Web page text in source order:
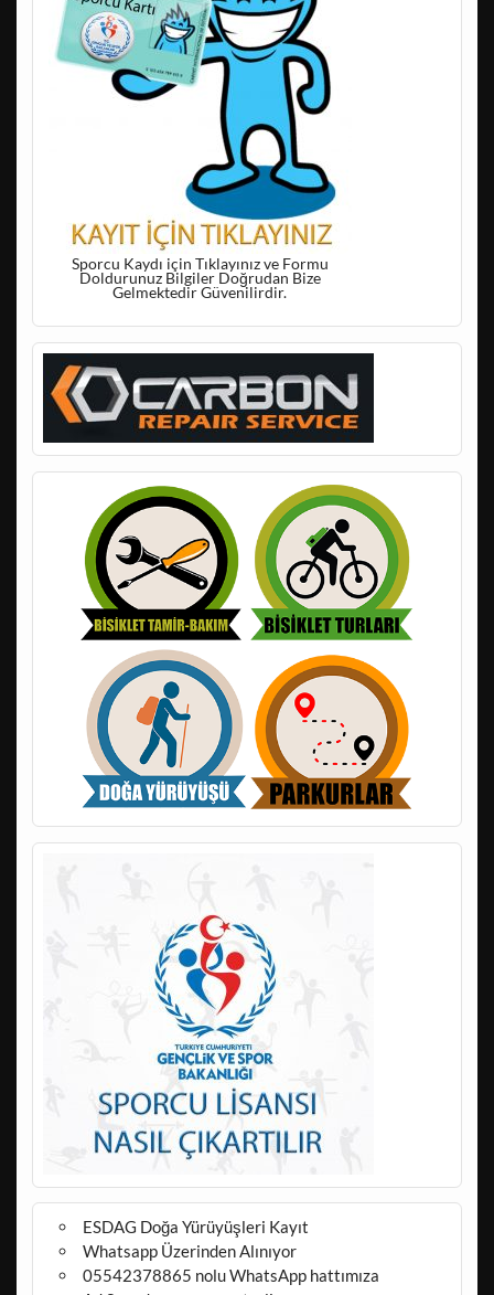
Sporcu Kaydı için Tıklayınız ve Formu
Doldurunuz Bilgiler Doğrudan Bize
Gelmektedir Güvenilirdir.
ESDAG Doğa Yürüyüşleri Kayıt
Whatsapp Üzerinden Alınıyor
05542378865 nolu WhatsApp hattımıza